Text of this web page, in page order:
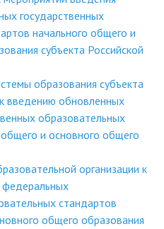
государственных
начального общего и
субъекта Российской
образования субъекта
введению обновленных
образовательных
и основного общего
организации к
стандартов
общего образования